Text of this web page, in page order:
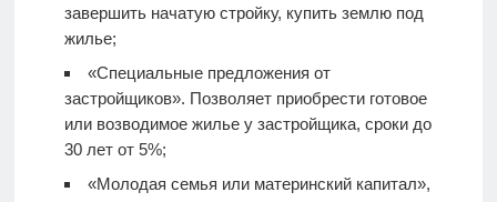
завершить начатую стройку, купить землю под
жилье;
«Специальные предложения от
застройщиков». Позволяет приобрести готовое
или возводимое жилье у застройщика, сроки до
30 лет от 5%;
«Молодая семья или материнский капитал»,